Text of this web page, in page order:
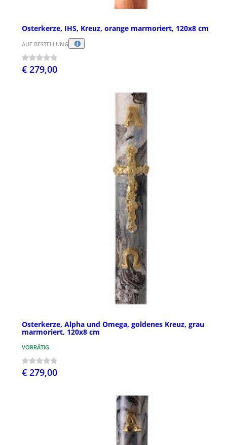
Osterkerze, IHS, Kreuz, orange marmoriert, 120x8 cm
AUF BESTELLUNG
€ 279,00
Osterkerze, Alpha und Omega, goldenes Kreuz, grau
marmoriert, 120x8 cm
VORRÄTIG
€ 279,00